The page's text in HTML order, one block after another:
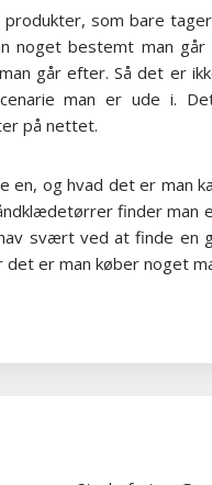
som bare
noget bestemt man
går efter. Så det er
man er ude i.
på nettet.
en, og hvad det er man
finder man
svært ved at finde en
er man køber noget